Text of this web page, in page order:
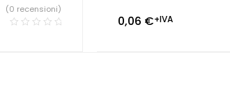
(0 recensioni)
0,06 €+IVA